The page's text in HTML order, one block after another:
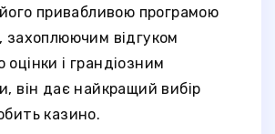
його привабливою програмою
захоплюючим відгуком
оцінки і грандіозним
він дає найкращий вибір
казино.